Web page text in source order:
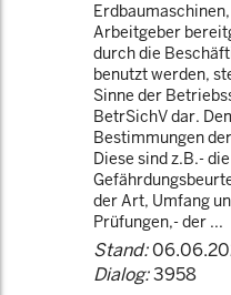
Arbeitgeber
durch die
benutzt werden,
Sinne der
BetrSichV dar.
Bestimmungen
Diese sind z.B.-
der Art, Umfang
Prüfungen,- der ...
Stand:
Dialog:3958